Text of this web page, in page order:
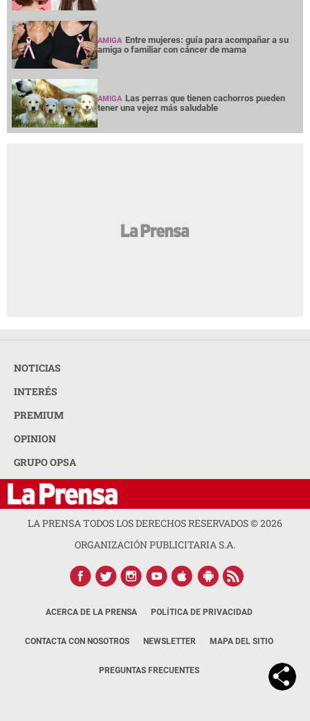
AMIGA Entre mujeres: guía para acompañar a su
amiga o familiar con cáncer de mama
AMIGA Las perras que tienen cachorros pueden
tener una vejez más saludable
NOTICIAS
INTERÉS
PREMIUM
OPINION
GRUPO OPSA
LA PRENSA TODOS LOS DERECHOS RESERVADOS ©2026
ORGANIZACIÓN PUBLICITARIA S.A.
ACERCA DE LA PRENSA POLÍTICA DE PRIVACIDAD
CONTACTA CON NOSOTROS NEWSLETTER MAPA DEL SITIO
PREGUNTAS FRECUENTES